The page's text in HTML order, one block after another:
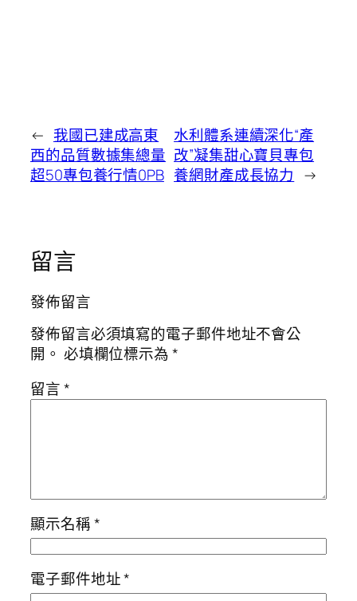
← 我國已建成高東
西的品質數據集總量
超50專包養行情0PB
水利體系連續深化“產
改”凝集甜心寶貝專包
養網財產成長協力 →
留言
發佈留言
發佈留言必須填寫的電子郵件地址不會公
開。 必填欄位標示為*
留言*
顯示名稱*
電子郵件地址*